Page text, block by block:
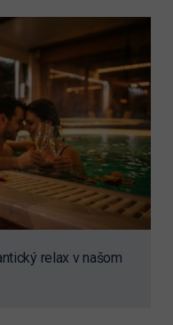
relax v našom